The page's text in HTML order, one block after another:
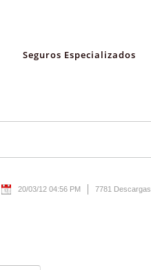
Seguros Especializados
20/03/12 04:56 PM 7781 Descargas